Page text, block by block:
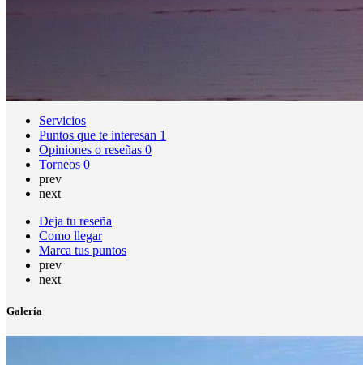
Servicios
Puntos que te interesan 1
Opiniones o reseñas 0
Torneos 0
prev
next
Deja tu reseña
Como llegar
Marca tus puntos
prev
next
Galería